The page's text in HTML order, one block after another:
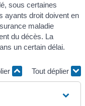
sous certaines
ayants droit doivent en
maladie
du décès. La
un certain délai.
Tout déplier